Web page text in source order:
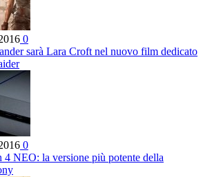
0
sarà Lara Croft nel nuovo film dedicato
0
4 NEO: la versione più potente della